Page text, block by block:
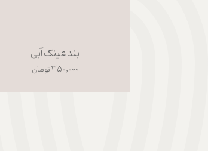
بند عینک آبی
۳۵۰,۰۰۰ تومان